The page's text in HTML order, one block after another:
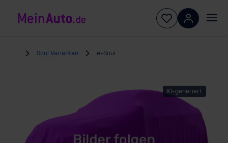
Soul Varianten e-Soul
KI-generiert